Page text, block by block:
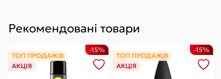
Рекомендовані товари
ТОП ПРОДАЖІВ
АКЦІЯ
-15%
ТОП ПРОДАЖІВ
АКЦІЯ
-15%